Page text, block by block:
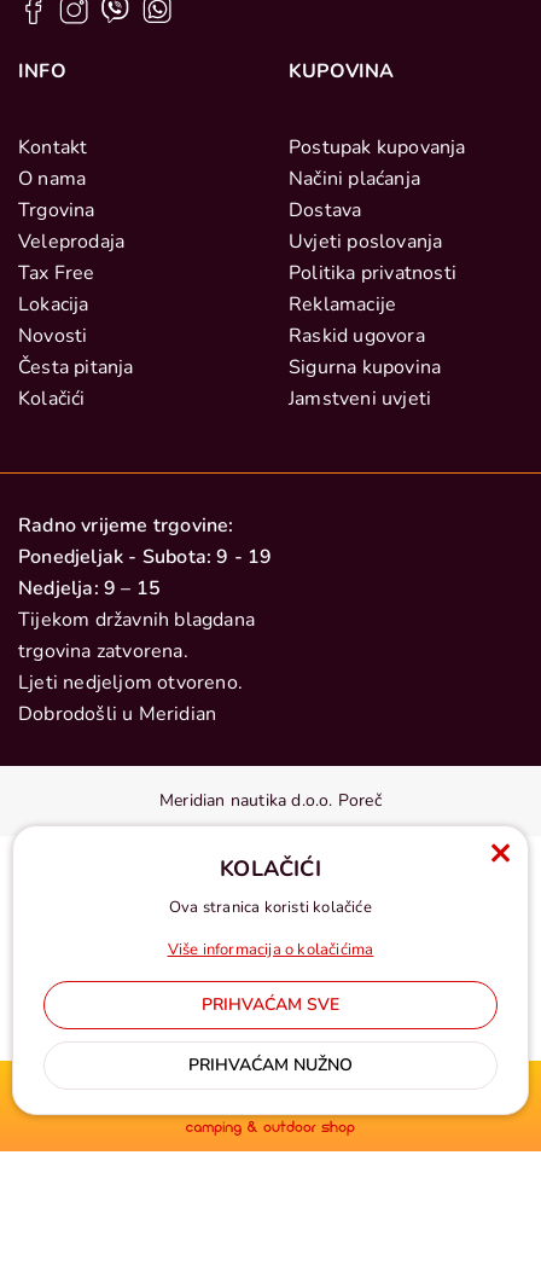
INFO
Kontakt
O nama
Trgovina
Veleprodaja
Tax Free
Lokacija
Novosti
Česta pitanja
Kolačići
KUPOVINA
Postupak kupovanja
Načini plaćanja
Dostava
Uvjeti poslovanja
Politika privatnosti
Reklamacije
Raskid ugovora
Sigurna kupovina
Jamstveni uvjeti
Radno vrijeme trgovine:
Ponedjeljak - Subota: 9 - 19
Nedjelja: 9 – 15
Tijekom državnih blagdana
trgovina zatvorena.
Ljeti nedjeljom otvoreno.
Dobrodošli u Meridian
Meridian nautika d.o.o. Poreč
Cijene u eurima, pdv uključen
KOLAČIĆI
Ova stranica koristi kolačiće
Više informacija o kolačićima
PRIHVAĆAM SVE
PRIHVAĆAM NUŽNO